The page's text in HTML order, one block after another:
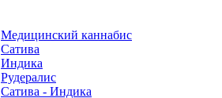
Медицинский каннабис
Сатива
Индика
Рудералис
Сатива - Индика